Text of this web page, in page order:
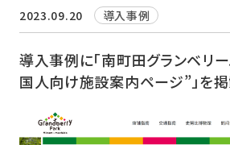
しふとん
ウェブアクセシビリティ
スキ
導入事例
お客様の声
2023.09.20 導入事例
導入事例に「南町田グランベリ
国人向け施設案内ページ”」を